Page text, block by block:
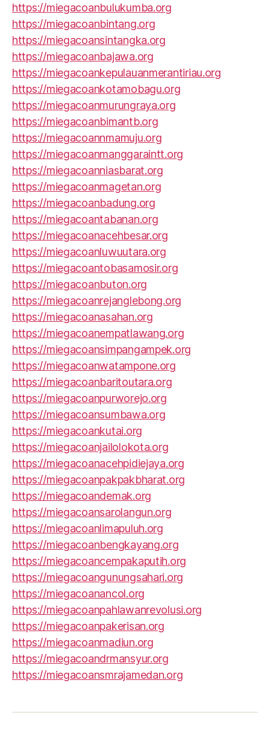
https://miegacoanbulukumba.org
https://miegacoanbintang.org
https://miegacoansintangka.org
https://miegacoanbajawa.org
https://miegacoankepulauanmerantiriau.org
https://miegacoankotamobagu.org
https://miegacoanmurungraya.org
https://miegacoanbimantb.org
https://miegacoannmamuju.org
https://miegacoanmanggaraintt.org
https://miegacoanniasbarat.org
https://miegacoanmagetan.org
https://miegacoanbadung.org
https://miegacoantabanan.org
https://miegacoanacehbesar.org
https://miegacoanluwuutara.org
https://miegacoantobasamosir.org
https://miegacoanbuton.org
https://miegacoanrejanglebong.org
https://miegacoanasahan.org
https://miegacoanempatlawang.org
https://miegacoansimpangampek.org
https://miegacoanwatampone.org
https://miegacoanbaritoutara.org
https://miegacoanpurworejo.org
https://miegacoansumbawa.org
https://miegacoankutai.org
https://miegacoanjailolokota.org
https://miegacoanacehpidiejaya.org
https://miegacoanpakpakbharat.org
https://miegacoandemak.org
https://miegacoansarolangun.org
https://miegacoanlimapuluh.org
https://miegacoanbengkayang.org
https://miegacoancempakaputih.org
https://miegacoangunungsahari.org
https://miegacoanancol.org
https://miegacoanpahlawanrevolusi.org
https://miegacoanpakerisan.org
https://miegacoanmadiun.org
https://miegacoandrmansyur.org
https://miegacoansmrajamedan.org